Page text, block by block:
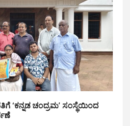
‘ಕನ್ನಡ ಚಂದ್ರಮ’ ಸಂಸ್ಥೆಯಿಂದ